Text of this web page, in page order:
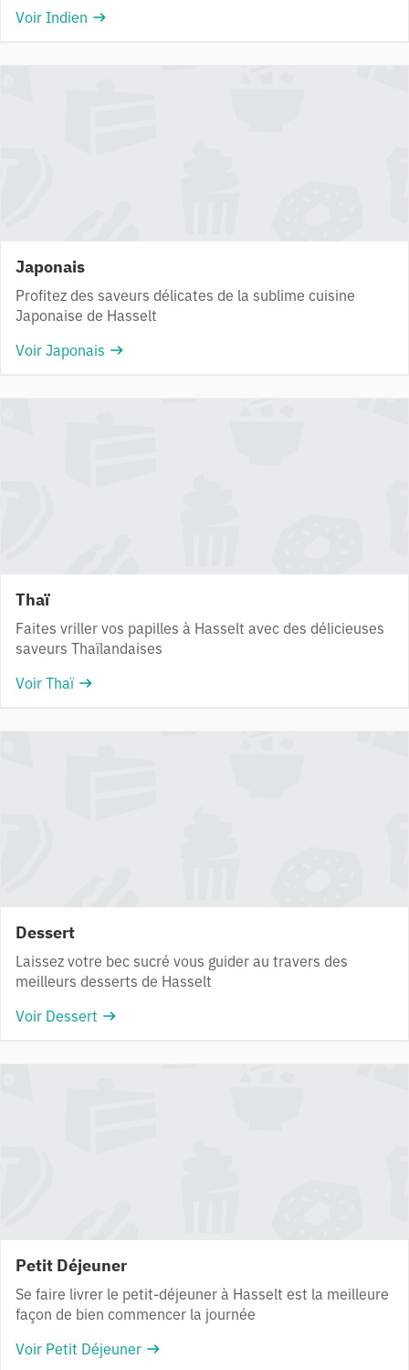
Voir Indien
Japonais
Profitez des saveurs délicates de la sublime cuisine
Japonaise de Hasselt
Voir Japonais
Thaï
Faites vriller vos papilles à Hasselt avec des délicieuses
saveurs Thaïlandaises
Voir Thaï
Dessert
Laissez votre bec sucré vous guider au travers des
meilleurs desserts de Hasselt
Voir Dessert
Petit Déjeuner
Se faire livrer le petit-déjeuner à Hasselt est la meilleure
façon de bien commencer la journée
Voir Petit Déjeuner